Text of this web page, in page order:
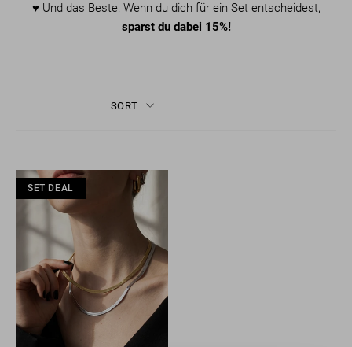
♥︎ Und das Beste: Wenn du dich für ein Set entscheidest,
sparst du dabei 15%!
SORT
SET DEAL
SET DEAL